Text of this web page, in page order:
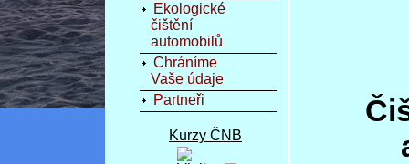
Ekologické
čištění
automobilů
Chráníme
Vaše údaje
Partneři
Kurzy ČNB